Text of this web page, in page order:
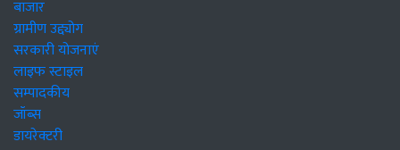
बाजार
ग्रामीण उद्द्योग
सरकारी योजनाएं
लाइफ स्टाइल
सम्पादकीय
जॉब्स
डायरेक्टरी